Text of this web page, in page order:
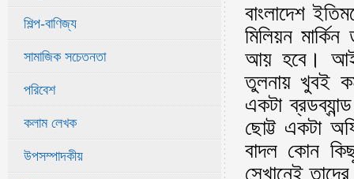
বাংলাদেশ
মিলিয়ন
আয় হবে।
তুলনায় খুবই
একটা
ছোট্ট একটা
বাদল কোন
সেখানেই
শিল্প-বাণিজ্য
সামাজিক সচেতনতা
পরিবেশ
কলাম লেখক
উপসম্পাদকীয়